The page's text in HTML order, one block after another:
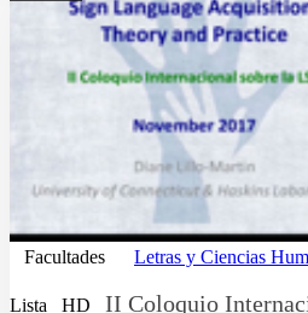
Facultades Letras y Ciencias
Lista HD
II Coloquio